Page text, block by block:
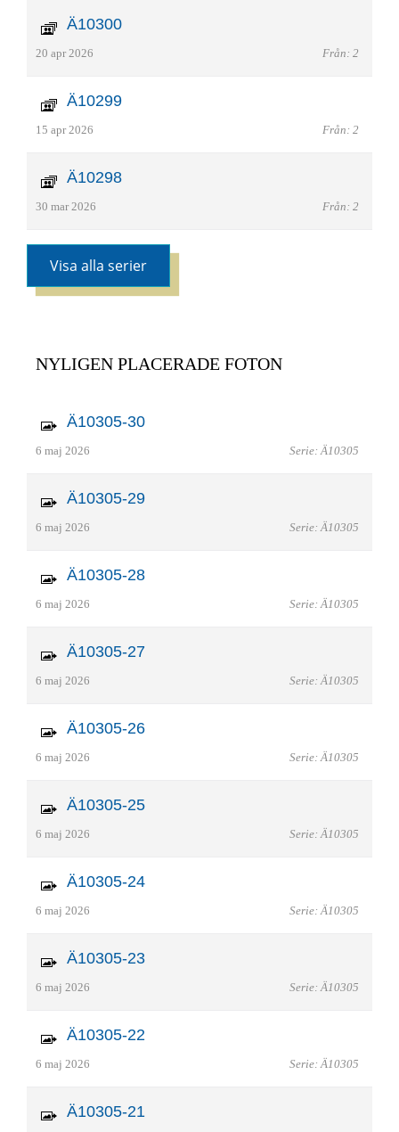
Ä10300
20 apr 2026 Från: 2
Ä10299
15 apr 2026 Från: 2
Ä10298
30 mar 2026 Från: 2
Visa alla serier
NYLIGEN PLACERADE FOTON
Ä10305-30
6 maj 2026 Serie: Ä10305
Ä10305-29
6 maj 2026 Serie: Ä10305
Ä10305-28
6 maj 2026 Serie: Ä10305
Ä10305-27
6 maj 2026 Serie: Ä10305
Ä10305-26
6 maj 2026 Serie: Ä10305
Ä10305-25
6 maj 2026 Serie: Ä10305
Ä10305-24
6 maj 2026 Serie: Ä10305
Ä10305-23
6 maj 2026 Serie: Ä10305
Ä10305-22
6 maj 2026 Serie: Ä10305
Ä10305-21